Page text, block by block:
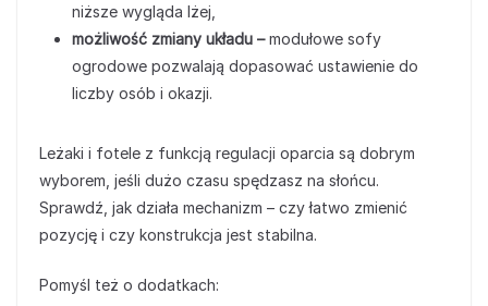
niższe wygląda lżej,
możliwość zmiany układu –modułowe sofy
ogrodowe pozwalają dopasować ustawienie do
liczby osób i okazji.
Leżaki i fotele z funkcją regulacji oparcia są dobrym
wyborem, jeśli dużo czasu spędzasz na słońcu.
Sprawdź, jak działa mechanizm – czy łatwo zmienić
pozycję i czy konstrukcja jest stabilna.
Pomyśl też o dodatkach: